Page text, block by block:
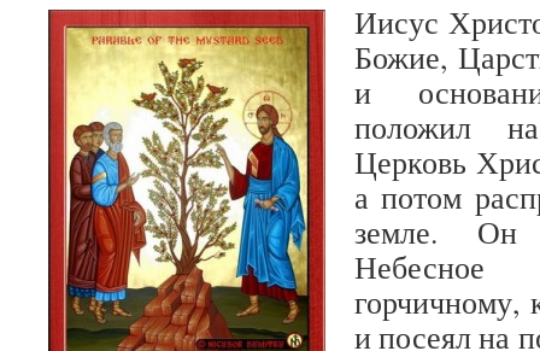
Иисус
Божие,
и
положил
Церковь
а потом
земле. Он
горчичному,
и посеял на